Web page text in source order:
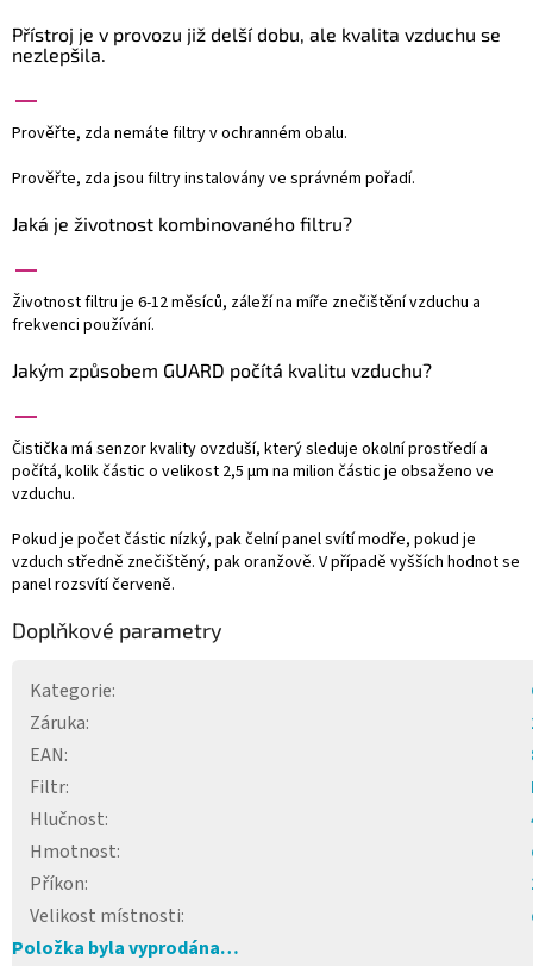
Přístroj je v provozu již delší dobu, ale kvalita vzduchu se
nezlepšila.
Prověřte, zda nemáte filtry v ochranném obalu.
Prověřte, zda jsou filtry instalovány ve správném pořadí.
Jaká je životnost kombinovaného filtru?
Životnost filtru je 6-12 měsíců, záleží na míře znečištění vzduchu a
frekvenci používání.
Jakým způsobem GUARD počítá kvalitu vzduchu?
Čistička má senzor kvality ovzduší, který sleduje okolní prostředí a
počítá, kolik částic o velikost 2,5 µm na milion částic je obsaženo ve
vzduchu.
Pokud je počet částic nízký, pak čelní panel svítí modře, pokud je
vzduch středně znečištěný, pak oranžově. V případě vyšších hodnot se
panel rozsvítí červeně.
Doplňkové parametry
Kategorie:
Záruka:
EAN:
Filtr:
Hlučnost:
Hmotnost:
Příkon:
Velikost místnosti:
Položka byla vyprodána…